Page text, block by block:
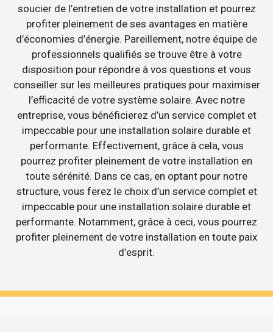
soucier de l’entretien de votre installation et pourrez
profiter pleinement de ses avantages en matière
d’économies d’énergie. Pareillement, notre équipe de
professionnels qualifiés se trouve être à votre
disposition pour répondre à vos questions et vous
conseiller sur les meilleures pratiques pour maximiser
l’efficacité de votre système solaire. Avec notre
entreprise, vous bénéficierez d’un service complet et
impeccable pour une installation solaire durable et
performante. Effectivement, grâce à cela, vous
pourrez profiter pleinement de votre installation en
toute sérénité. Dans ce cas, en optant pour notre
structure, vous ferez le choix d’un service complet et
impeccable pour une installation solaire durable et
performante. Notamment, grâce à ceci, vous pourrez
profiter pleinement de votre installation en toute paix
d’esprit.